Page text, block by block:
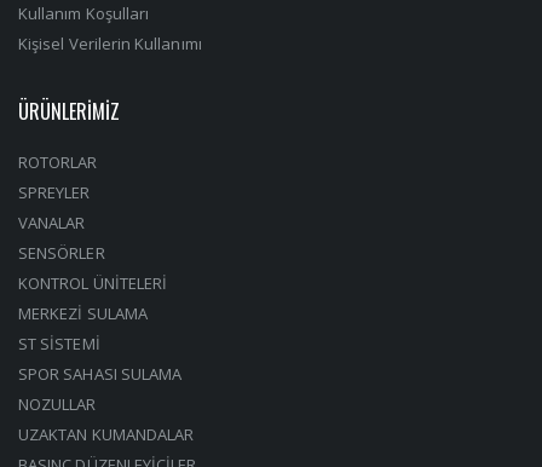
Kullanım Koşulları
Kişisel Verilerin Kullanımı
ÜRÜNLERİMİZ
ROTORLAR
SPREYLER
VANALAR
SENSÖRLER
KONTROL ÜNİTELERİ
MERKEZİ SULAMA
ST SİSTEMİ
SPOR SAHASI SULAMA
NOZULLAR
UZAKTAN KUMANDALAR